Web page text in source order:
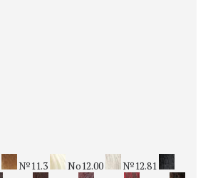
№11.3 No12.00
№12.81